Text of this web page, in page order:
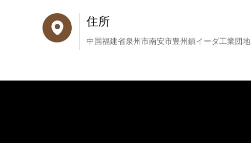
住所
中国福建省泉州市南安市豊州鎮イーダ工業団地